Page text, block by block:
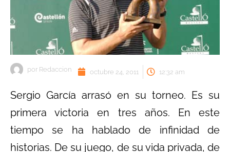
por Redaccion octubre 24, 2011 12:32 am
Sergio García arrasó en su torneo. Es su
primera victoria en tres años. En este
tiempo se ha hablado de infinidad de
historias. De su juego, de su vida privada, de